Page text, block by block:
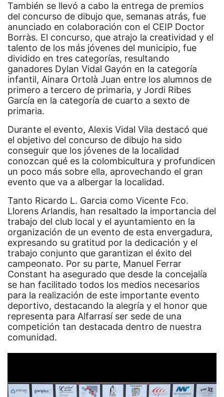
También se llevó a cabo la entrega de premios
del concurso de dibujo que, semanas atrás, fue
anunciado en colaboración con el CEIP Doctor
Borràs. El concurso, que atrajo la creatividad y el
talento de los más jóvenes del municipio, fue
dividido en tres categorías, resultando
ganadores Dylan Vidal Gayón en la categoría
infantil, Ainara Ortolà Juan entre los alumnos de
primero a tercero de primaria, y Jordi Ribes
García en la categoría de cuarto a sexto de
primaria.
Durante el evento, Alexis Vidal Vila destacó que
el objetivo del concurso de dibujo ha sido
conseguir que los jóvenes de la localidad
conozcan qué es la colombicultura y profundicen
un poco más sobre ella, aprovechando el gran
evento que va a albergar la localidad.
Tanto Ricardo L. Garcia como Vicente Fco.
Llorens Arlandis, han resaltado la importancia del
trabajo del club local y el ayuntamiento en la
organización de un evento de esta envergadura,
expresando su gratitud por la dedicación y el
trabajo conjunto que garantizan el éxito del
campeonato. Por su parte, Manuel Ferrar
Constant ha asegurado que desde la concejalía
se han facilitado todos los medios necesarios
para la realización de este importante evento
deportivo, destacando la alegría y el honor que
representa para Alfarrasí ser sede de una
competición tan destacada dentro de nuestra
comunidad.